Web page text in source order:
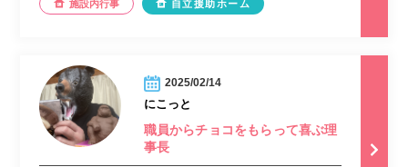
施設内行事 自立援助ホーム
2025/02/14
にこっと
職員からチョコをもらって喜ぶ理
事長